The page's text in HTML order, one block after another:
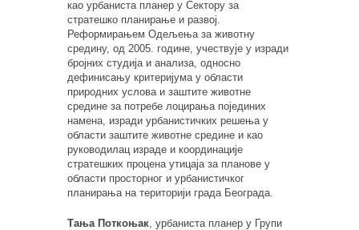
као урбаниста планер у Сектору за
стратешко планирање и развој.
Реформирањем Одељења за животну
средину, од 2005. године, учествује у изради
бројних студија и анализа, односно
дефинисању критеријума у области
природних услова и заштите животне
средине за потребе лоцирања појединих
намена, изради урбанистичких решења у
области заштите животне средине и као
руководилац израде и координације
стратешких процена утицаја за планове у
области просторног и урбанистичког
планирања на територији града Београда.
Тања Поткоњак, урбаниста планер у Групи